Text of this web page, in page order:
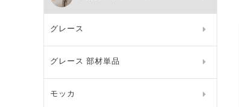
グレース
グレース 部材単品
モッカ